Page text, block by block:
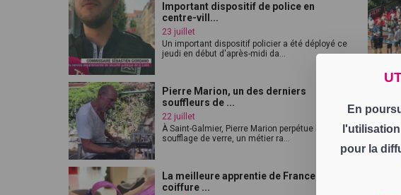
En
pour la
Important dispositif de police en
centre-vill...
23 juillet
Un important dispositif policier a été déployé ce
jeudi en début d'après-midi da...
Pierre Marion, un des derniers
souffleurs de ...
22 juillet
À Saint-Galmier, Pierre Marion perpétue lart du
soufflage de verre, un métier ra...
La meilleure apprentie de France en
coiffure ...